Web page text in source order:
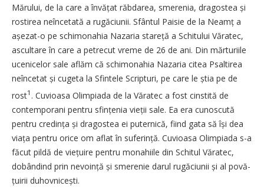
Mărului, de la care a învățat răbdarea, smerenia, dragostea și
rostirea neîncetată a rugăciunii. Sfântul Paisie de la Neamț a
așe­zat-o pe schi­­­­monahia Nazaria sta­reță a Schitului Văratec,
ascultare în care a petrecut vreme de 26 de ani. Din mărturiile
ucenicelor sale aflăm că schimonahia Nazaria ci­tea Psaltirea
neîncetat și cugeta la Sfintele Scripturi, pe care le știa pe de
rost1 . Cuvioasa Olimpiada de la Văratec a fost cinstită de
contemporani pentru sfințenia vieții sale. Ea era cunoscută
pentru cre­dința și dragostea ei puternică, fiind gata să își dea
viața pentru orice om aflat în suferință. Cuvioasa Olimpiada s-a
făcut pildă de viețu­ire pentru monahiile din Schitul Văratec,
dobândind prin nevo­ință și ­smerenie darul rugăciunii și al po­vă­
țuirii duhovnicești.